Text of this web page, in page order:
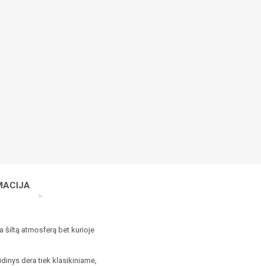
šiltą atmosferą bet kurioje
dera tiek klasikiniame,